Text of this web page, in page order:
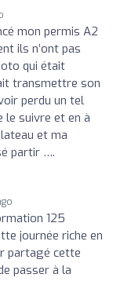
mon permis A2
ils n’ont pas
qui était
transmettre son
perdu un tel
le suivre et en à
et ma
partir ….
125
journée riche en
partagé cette
passer à la